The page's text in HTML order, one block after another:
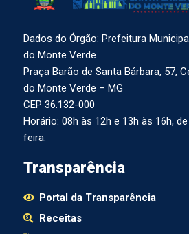
Dados do Órgão: Prefeitura
do Monte Verde
Praça Barão de Santa Bárbara, 57,
do Monte Verde – MG
CEP 36.132-000
Horário: 08h às 12h e 13h às 16h,
feira.
Transparência
Portal da Transparência
Receitas